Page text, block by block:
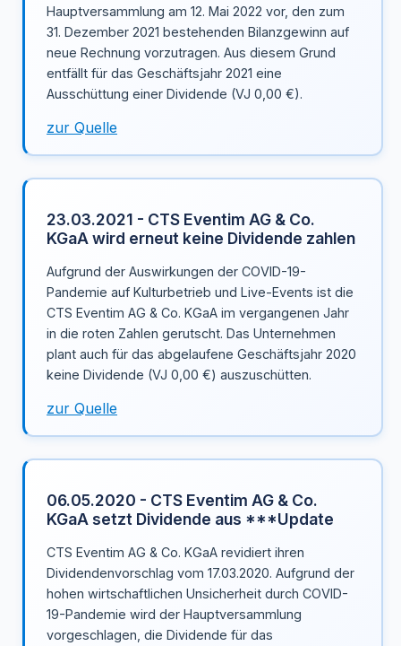
Hauptversammlung am 12. Mai 2022 vor, den zum
31. Dezember 2021 bestehenden Bilanzgewinn auf
neue Rechnung vorzutragen. Aus diesem Grund
entfällt für das Geschäftsjahr 2021 eine
Ausschüttung einer Dividende (VJ 0,00 €).
zur Quelle
23.03.2021 - CTS Eventim AG & Co.
KGaA wird erneut keine Dividende zahlen
Aufgrund der Auswirkungen der COVID-19-
Pandemie auf Kulturbetrieb und Live-Events ist die
CTS Eventim AG & Co. KGaA im vergangenen Jahr
in die roten Zahlen gerutscht. Das Unternehmen
plant auch für das abgelaufene Geschäftsjahr 2020
keine Dividende (VJ 0,00 €) auszuschütten.
zur Quelle
06.05.2020 - CTS Eventim AG & Co.
KGaA setzt Dividende aus ***Update
CTS Eventim AG & Co. KGaA revidiert ihren
Dividendenvorschlag vom 17.03.2020. Aufgrund der
hohen wirtschaftlichen Unsicherheit durch COVID-
19-Pandemie wird der Hauptversammlung
vorgeschlagen, die Dividende für das